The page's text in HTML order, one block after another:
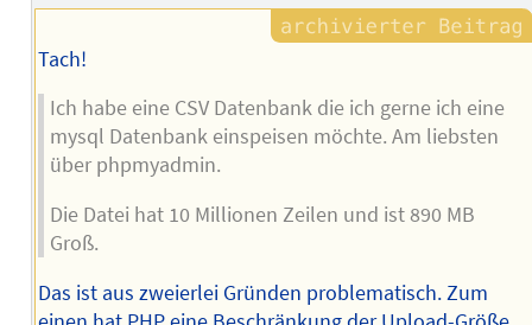
Tach!
Ich habe eine CSV Datenbank die ich gerne ich eine
mysql Datenbank einspeisen möchte. Am liebsten
über phpmyadmin.
Die Datei hat 10 Millionen Zeilen und ist 890 MB
Groß.
Das ist aus zweierlei Gründen problematisch. Zum